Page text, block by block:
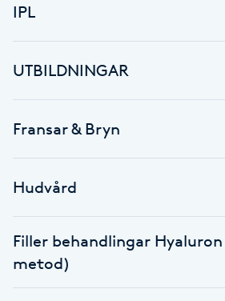
Bottenfärg
Brynfärgning
Bröllopsuppsättning
C
Celluliter
IPL
UTBILDNINGAR
Fransar & Bryn
Hudvård
Filler behandlingar
metod)